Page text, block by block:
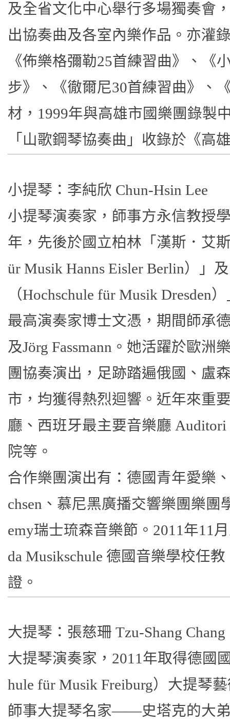
及全省文化中心舉行多場獨奏會
出協奏曲及各室內樂作品。亦灌
《佈樂格彌勒25首練習曲》、《
步》、《徹爾尼30首練習曲》
材，1999年與高雄市國樂團錄
「山歌鋼琴協奏曲」收錄於《高
小提琴：李純欣 Chun-Hsin Lee
小提琴演奏家，師事方永信教授
年，先後於國立柏林「漢斯．艾
ür Musik Hanns Eisler Berlin）」
（Hochschule für Musik Dresden
最高演奏家博士文憑，期間師承
及Jörg Fassmann。她活躍於歐洲
團協奏演出，足跡踏遍俄國、盧
市，均獲得熱烈迴響。近年來重
廳、西班牙最主要音樂廳 Auditori
院等。
合作樂團演出有：德國青年愛樂
chsen、慕尼黑廣播交響樂團樂團
emy瑞士琉森音樂節。2011年11
da Musikschule 德國音樂學校任
證。
大提琴：張慈珊 Tzu-Shang Chang
大提琴演奏家，2011年取得德國
hule für Musik Freiburg）大提琴
師事大提琴名家——史塔克的大弟